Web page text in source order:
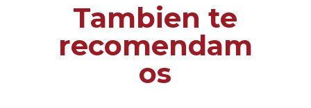
Tambien te
recomendam
os